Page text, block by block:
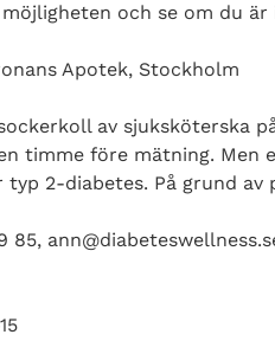
och se om du
Apotek, Stockholm
av sjuksköterska
timme före mätning. Men
2-diabetes. På grund av
85,